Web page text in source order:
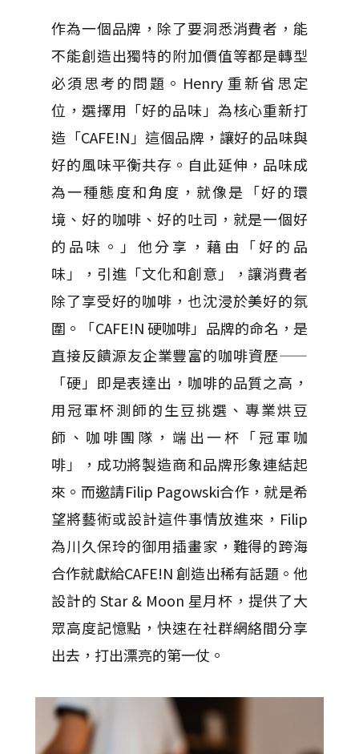
作為一個品牌，除了要洞悉消費者，能
不能創造出獨特的附加價值等都是轉型
必須思考的問題。Henry 重新省思定
位，選擇用「好的品味」為核心重新打
造「CAFE!N」這個品牌，讓好的品味與
好的風味平衡共存。自此延伸，品味成
為一種態度和角度，就像是「好的環
境、好的咖啡、好的吐司，就是一個好
的品味。」他分享，藉由「好的品
味」，引進「文化和創意」，讓消費者
除了享受好的咖啡，也沈浸於美好的氛
圍。「CAFE!N 硬咖啡」品牌的命名，是
直接反饋源友企業豐富的咖啡資歷——
「硬」即是表達出，咖啡的品質之高，
用冠軍杯測師的生豆挑選、專業烘豆
師、咖啡團隊，端出一杯「冠軍咖
啡」，成功將製造商和品牌形象連結起
來。而邀請Filip Pagowski合作，就是希
望將藝術或設計這件事情放進來，Filip
為川久保玲的御用插畫家，難得的跨海
合作就獻給CAFE!N 創造出稀有話題。他
設計的 Star & Moon 星月杯，提供了大
眾高度記憶點，快速在社群網絡間分享
出去，打出漂亮的第一仗。